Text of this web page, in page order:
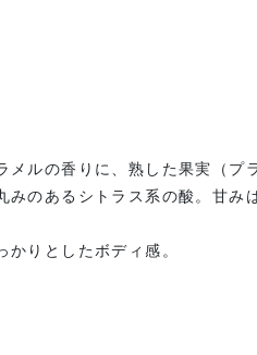
ルの香りに、熟した果実（プ
みのあるシトラス系の酸。甘み
りとしたボディ感。